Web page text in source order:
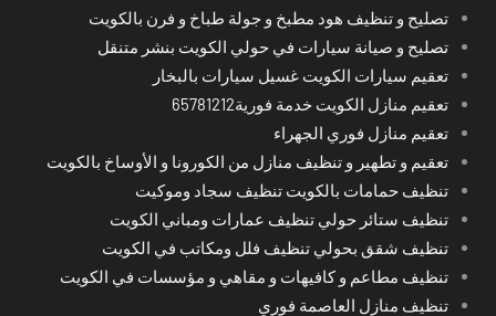
تصليح و تنظيف هود مطبخ و جولة طباخ و فرن بالكويت
تصليح و صيانة سيارات في حولي الكويت بنشر متنقل
تعقيم سيارات الكويت غسيل سيارات بالبخار
تعقيم منازل الكويت خدمة فورية65781212
تعقيم منازل فوري الجهراء
تعقيم و تطهير و تنظيف منازل من الكورونا و الأوساخ بالكويت
تنظيف حمامات بالكويت تنظيف سجاد وموكيت
تنظيف ستائر حولي تنظيف عمارات ومباني الكويت
تنظيف شقق بحولي تنظيف فلل ومكاتب في الكويت
تنظيف مطاعم و كافيهات و مقاهي و مؤسسات في الكويت
تنظيف منازل العاصمة فوري